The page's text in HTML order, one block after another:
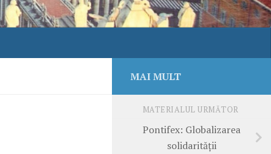
MAI MULT
MATERIALUL URMĂTOR
Pontifex: Globalizarea
solidarităţii